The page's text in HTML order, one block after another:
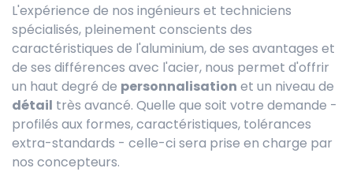
L'expérience de nos ingénieurs et techniciens
spécialisés, pleinement conscients des
caractéristiques de l'aluminium, de ses avantages et
de ses différences avec l'acier, nous permet d'offrir
un haut degré de personnalisation et un niveau de
détail très avancé. Quelle que soit votre demande -
profilés aux formes, caractéristiques, tolérances
extra-standards - celle-ci sera prise en charge par
nos concepteurs.